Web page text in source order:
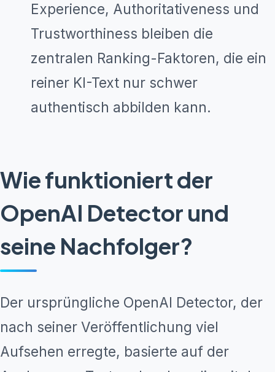
Experience, Authoritativeness und
Trustworthiness bleiben die
zentralen Ranking-Faktoren, die ein
reiner KI-Text nur schwer
authentisch abbilden kann.
Wie funktioniert der
OpenAI Detector und
seine Nachfolger?
Der ursprüngliche OpenAI Detector, der
nach seiner Veröffentlichung viel
Aufsehen erregte, basierte auf der